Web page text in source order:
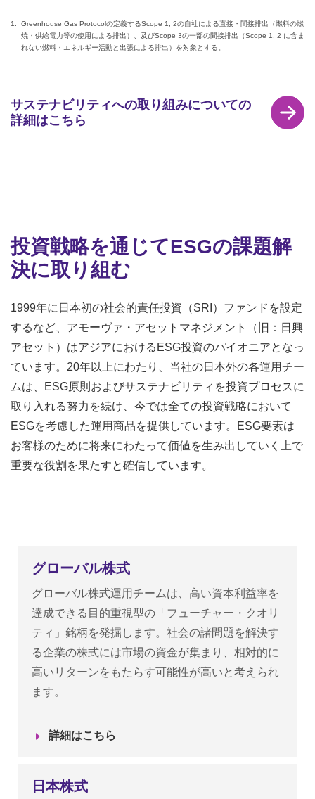
Greenhouse Gas Protocolの定義するScope 1, 2の自社による直接・間接排出（燃料の燃
焼・供給電力等の使用による排出）、及びScope 3の一部の間接排出（Scope 1, 2 に含ま
れない燃料・エネルギー活動と出張による排出）を対象とする。
サステナビリティへの取り組みについての
詳細はこちら
投資戦略を通じてESGの課題解
決に取り組む
1999年に日本初の社会的責任投資（SRI）ファンドを設定
するなど、アモーヴァ・アセットマネジメント（旧：日興
アセット）はアジアにおけるESG投資のパイオニアとなっ
ています。20年以上にわたり、当社の日本外の各運用チー
ムは、ESG原則およびサステナビリティを投資プロセスに
取り入れる努力を続け、今では全ての投資戦略において
ESGを考慮した運用商品を提供しています。ESG要素は
お客様のために将来にわたって価値を生み出していく上で
重要な役割を果たすと確信しています。
グローバル株式
グローバル株式運用チームは、高い資本利益率を
達成できる目的重視型の「フューチャー・クオリ
ティ」銘柄を発掘します。社会の諸問題を解決す
る企業の株式には市場の資金が集まり、相対的に
高いリターンをもたらす可能性が高いと考えられ
ます。
詳細はこちら
日本株式